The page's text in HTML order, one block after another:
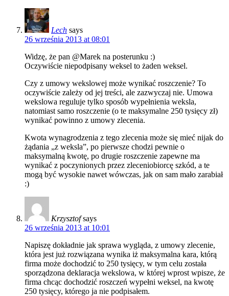
Lech says
26 września 2013 at 08:01
Widzę, że pan @Marek na posterunku :)
Oczywiście niepodpisany weksel to żaden weksel.
Czy z umowy wekslowej może wynikać roszczenie? To
oczywiście zależy od jej treści, ale zazwyczaj nie. Umowa
wekslowa reguluje tylko sposób wypełnienia weksla,
natomiast samo roszczenie (o te maksymalne 250 tysięcy zł)
wynikać powinno z umowy zlecenia.
Kwota wynagrodzenia z tego zlecenia może się mieć nijak do
żądania „z weksla”, po pierwsze chodzi pewnie o
maksymalną kwotę, po drugie roszczenie zapewne ma
wynikać z poczynionych przez zleceniobiorcę szkód, a te
mogą być wysokie nawet wówczas, jak on sam mało zarabiał
:)
Krzysztof says
26 września 2013 at 10:01
Napiszę dokładnie jak sprawa wygląda, z umowy zlecenie,
która jest już rozwiązana wynika iż maksymalna kara, którą
firma może dochodzić to 250 tysięcy, w tym celu została
sporządzona deklaracja wekslowa, w której wprost wpisze, że
firma chcąc dochodzić roszczeń wypełni weksel, na kwotę
250 tysięcy, którego ja nie podpisałem.